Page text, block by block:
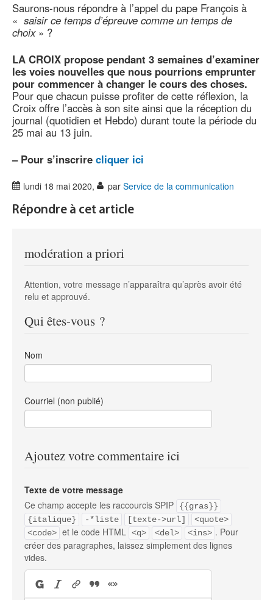
Saurons-nous répondre à l’appel du pape François à
« saisir ce temps d’épreuve comme un temps de
choix» ?
LA CROIX propose pendant 3 semaines d’examiner
les voies nouvelles que nous pourrions emprunter
pour commencer à changer le cours des choses.
Pour que chacun puisse profiter de cette réflexion, la
Croix offre l’accès à son site ainsi que la réception du
journal (quotidien et Hebdo) durant toute la période du
25 mai au 13 juin.
– Pour s’inscrire cliquer ici
lundi 18 mai 2020, par Service de la communication
Répondre à cet article
modération a priori
Attention, votre message n’apparaîtra qu’après avoir été
relu et approuvé.
Qui êtes-vous ?
Nom
Courriel (non publié)
Ajoutez votre commentaire ici
Texte de votre message
Ce champ accepte les raccourcis SPIP
{{gras}}
{italique}
-*liste [texte->url]
<quote>
<code> et le code HTML <q> <del> <ins> . Pour
créer des paragraphes, laissez simplement des lignes
vides.